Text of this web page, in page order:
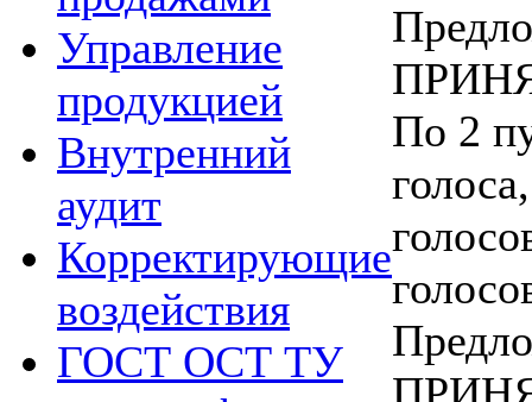
Управление
продукцией
Внутренний
аудит
Корректирующие
воздействия
ГОСТ ОСТ ТУ
По 2